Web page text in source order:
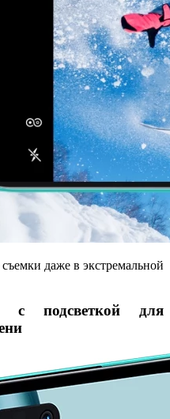
даже в экстремальной
подсветкой для